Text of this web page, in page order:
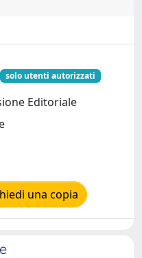
solo utenti autorizzati
Editoriale
una copia